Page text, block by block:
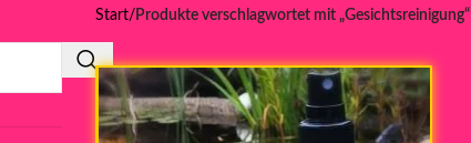
Start Produkte verschlagwortet mit „Gesichtsreinigung“